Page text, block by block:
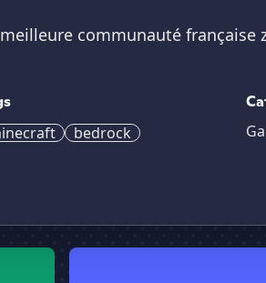
communauté française
bedrock